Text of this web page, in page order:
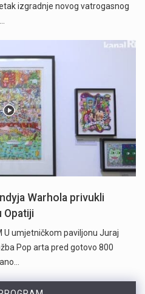
izgradnje novog vatrogasnog
Warhola privukli
Opatiji
umjetničkom paviljonu Juraj
Pop arta pred gotovo 800